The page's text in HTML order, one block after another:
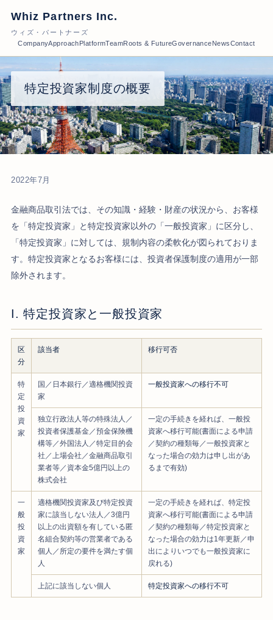
Whiz Partners Inc.
ウィズ・パートナーズ
CompanyApproachPlatformTeamRoots & FutureGovernanceNewsContact
特定投資家制度の概要
2022年7月
金融商品取引法では、その知識・経験・財産の状況から、お客様
を「特定投資家」と特定投資家以外の「一般投資家」に区分し、
「特定投資家」に対しては、規制内容の柔軟化が図られておりま
す。特定投資家となるお客様には、投資者保護制度の適用が一部
除外されます。
I. 特定投資家と一般投資家
区
分
該当者 移行可否
特
定
投
資
家
国／日本銀行／適格機関投資
家
一般投資家への移行不可
独立行政法人等の特殊法人／
投資者保護基金／預金保険機
構等／外国法人／特定目的会
社／上場会社／金融商品取引
業者等／資本金5億円以上の
株式会社
一定の手続きを経れば、一般投
資家へ移行可能(書面による申請
／契約の種類毎／一般投資家と
なった場合の効力は申し出があ
るまで有効)
一
般
投
資
家
適格機関投資家及び特定投資
家に該当しない法人／3億円
以上の出資額を有している匿
名組合契約等の営業者である
個人／所定の要件を満たす個
人
一定の手続きを経れば、特定投
資家へ移行可能(書面による申請
／契約の種類毎／特定投資家と
なった場合の効力は1年更新／申
出によりいつでも一般投資家に
戻れる)
上記に該当しない個人 特定投資家への移行不可